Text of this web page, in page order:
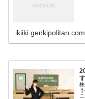
ikiiki.genkipolitan.com